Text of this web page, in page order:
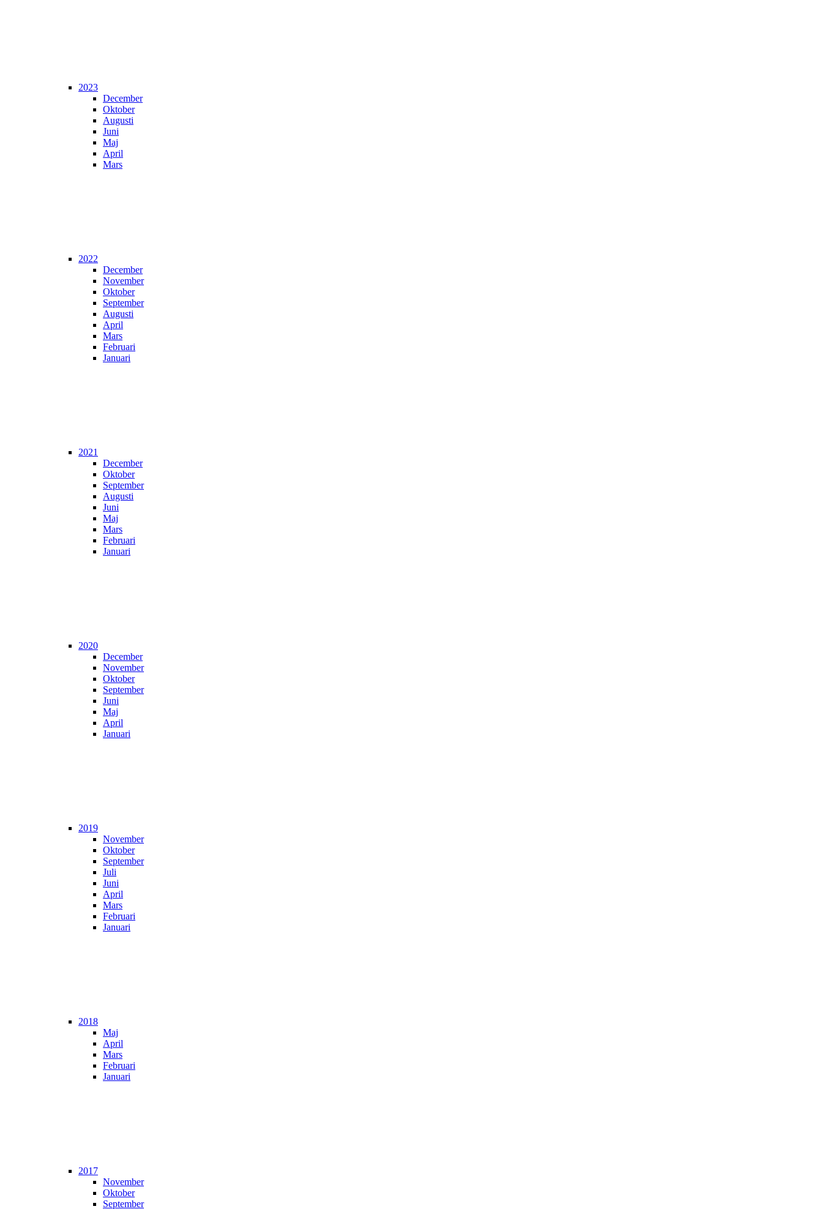
2023
December
Oktober
Augusti
Juni
Maj
April
Mars
2022
December
November
Oktober
September
Augusti
April
Mars
Februari
Januari
2021
December
Oktober
September
Augusti
Juni
Maj
Mars
Februari
Januari
2020
December
November
Oktober
September
Juni
Maj
April
Januari
2019
November
Oktober
September
Juli
Juni
April
Mars
Februari
Januari
2018
Maj
April
Mars
Februari
Januari
2017
November
Oktober
September